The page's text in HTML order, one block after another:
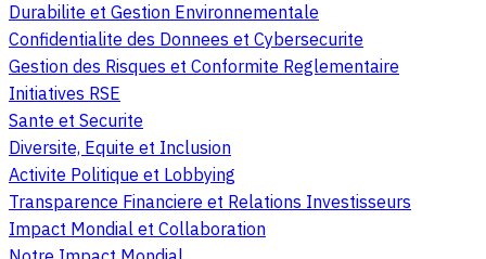
Durabilite et Gestion Environnementale
Confidentialite des Donnees et Cybersecurite
Gestion des Risques et Conformite Reglementaire
Initiatives RSE
Sante et Securite
Diversite, Equite et Inclusion
Activite Politique et Lobbying
Transparence Financiere et Relations Investisseurs
Impact Mondial et Collaboration